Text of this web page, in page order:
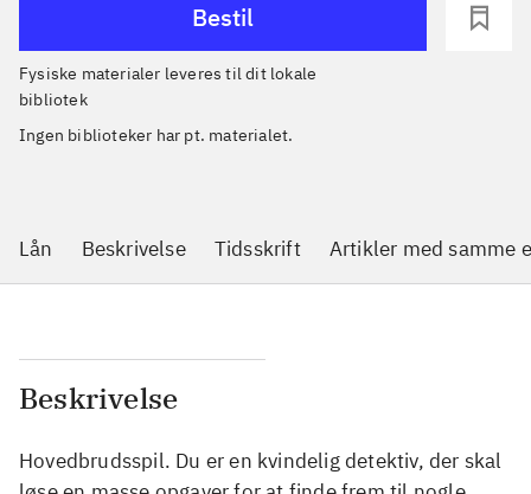
Bestil
Fysiske materialer leveres til dit lokale
bibliotek
Ingen biblioteker har pt. materialet.
Lån Beskrivelse Tidsskrift Artikler med samme
Beskrivelse
Hovedbrudsspil. Du er en kvindelig detektiv, der skal